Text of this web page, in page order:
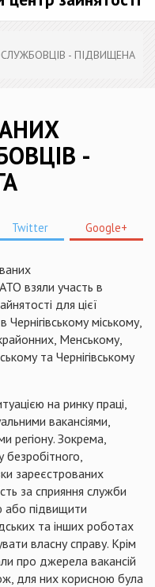
- ПІДВИЩЕНА
-
Twitter Google+
взяли участь в
для цієї
Чернігівському міському,
, Менському,
та Чернігівському
на ринку праці,
вакансіями,
регіону. Зокрема,
зареєстрованих
за сприяння служби
або підвищити
та інших роботах
власну справу. Крім
про джерела вакансій
для них корисною була